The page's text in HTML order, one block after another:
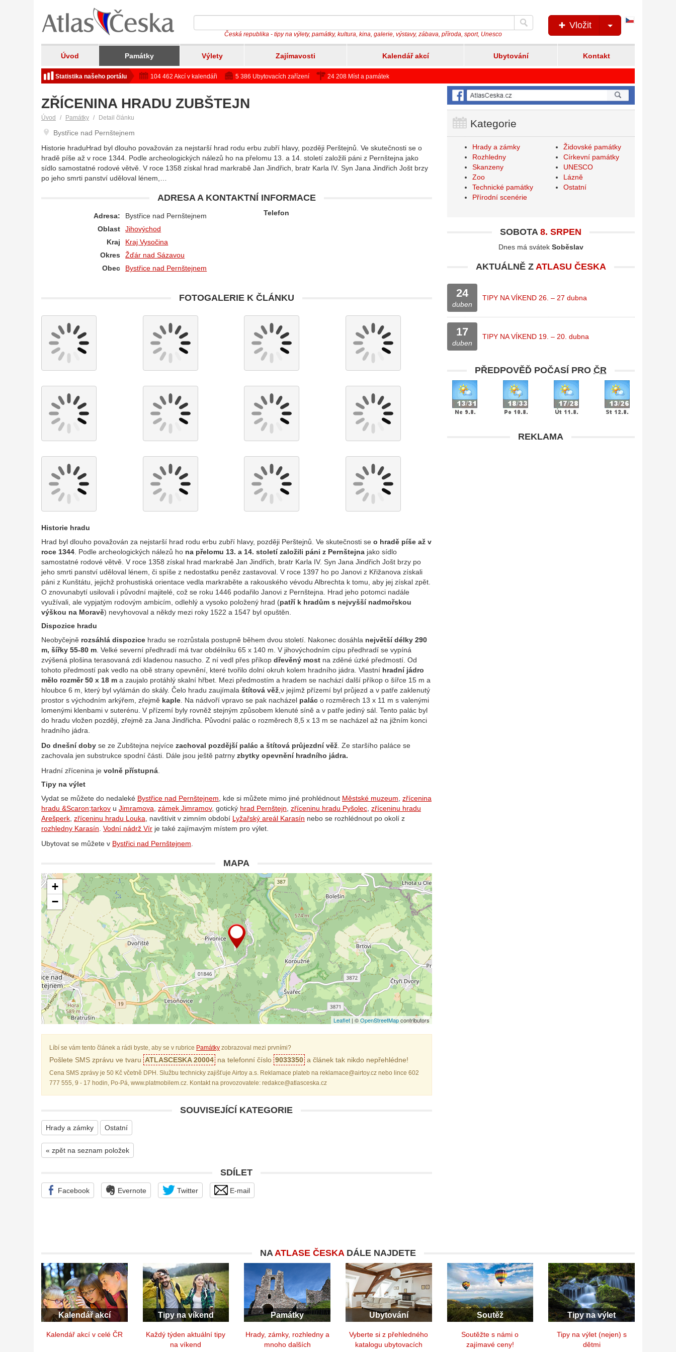
Česká republika - tipy na výlety, památky, kultura, kina, galerie, výstavy, zábava, příroda, sport, Unesco
Vložit
Úvod Památky Výlety Zajímavosti Kalendář akcí Ubytování Kontakt
Statistika našeho portálu 104 462 Akcí v kalendáři 5 386 Ubytovacích zařízení 24 208 Míst a památek
ZŘÍCENINA HRADU ZUBŠTEJN
Úvod Památky Detail článku
Bystřice nad Pernštejnem
Historie hraduHrad byl dlouho považován za nejstarší hrad rodu erbu zubří hlavy, později Perštejnů. Ve skutečnosti se o
hradě píše až v roce 1344. Podle archeologických nálezů ho na přelomu 13. a 14. století založili páni z Pernštejna jako
sídlo samostatné rodové větvě. V roce 1358 získal hrad markrabě Jan Jindřich, bratr Karla IV. Syn Jana Jindřich Jošt brzy
po jeho smrti panství uděloval lénem,…
ADRESA A KONTAKTNÍ INFORMACE
Adresa:
Bystřice nad Pernštejnem
Oblast
Jihovýchod
Kraj
Kraj Vysočina
Okres
Žďár nad Sázavou
Obec
Bystřice nad Pernštejnem
Telefon
FOTOGALERIE K ČLÁNKU
Historie hradu
Hrad byl dlouho považován za nejstarší hrad rodu erbu zubří hlavy, později Perštejnů. Ve skutečnosti se o hradě píše až v
roce 1344 . Podle archeologických nálezů ho na přelomu 13. a 14. století založili páni z Pernštejna jako sídlo
samostatné rodové větvě. V roce 1358 získal hrad markrabě Jan Jindřich, bratr Karla IV. Syn Jana Jindřich Jošt brzy po
jeho smrti panství uděloval lénem, či spíše z nedostatku peněz zastavoval. V roce 1397 ho po Janovi z Křižanova získali
páni z Kunštátu, jejichž prohustiská orientace vedla markraběte a rakouského vévodu Albrechta k tomu, aby jej získal zpět.
O znovunabytí usilovali i původní majitelé, což se roku 1446 podařilo Janovi z Pernštejna. Hrad jeho potomci nadále
využívali, ale vypjatým rodovým ambicím, odlehlý a vysoko položený hrad (patří k hradům s nejvyšší nadmořskou
výškou na Moravě) nevyhovoval a někdy mezi roky 1522 a 1547 byl opuštěn.
Dispozice hradu
Neobyčejně rozsáhlá dispozice hradu se rozrůstala postupně během dvou století. Nakonec dosáhla největší délky 290
m, šířky 55-80 m . Velké severní předhradí má tvar obdélníku 65 x 140 m. V jihovýchodním cípu předhradí se vypíná
zvýšená plošina terasovaná zdí kladenou nasucho. Z ní vedl přes příkop dřevěný most na zděné úzké předmostí. Od
tohoto předmostí pak vedlo na obě strany opevnění, které tvořilo dolní okruh kolem hradního jádra. Vlastní hradní jádro
mělo rozměr 50 x 18 m a zaujalo protáhlý skalní hřbet. Mezi předmostím a hradem se nachází další příkop o šířce 15 m a
hloubce 6 m, který byl vylámán do skály. Čelo hradu zaujímala štítová věž ,v jejímž přízemí byl průjezd a v patře zaklenutý
prostor s východním arkýřem, zřejmě kaple . Na nádvoří vpravo se pak nacházel palác o rozměrech 13 x 11 m s valenými
lomenými klenbami v suterénu. V přízemí byly rovněž stejným způsobem klenuté síně a v patře jediný sál. Tento palác byl
do hradu vložen později, zřejmě za Jana Jindřicha. Původní palác o rozměrech 8,5 x 13 m se nacházel až na jižním konci
hradního jádra.
Do dnešní doby se ze Zubštejna nejvíce zachoval pozdější palác a štítová průjezdní věž . Ze staršího paláce se
zachovala jen substrukce spodní části. Dále jsou ještě patrny zbytky opevnění hradního jádra.
Hradní zřícenina je volně přístupná
Tipy na výlet
Vydat se můžete do nedaleké Bystřice nad Pernštejnem , kde si můžete mimo jiné prohlédnout Městské muzeum zřícenina
hradu &Scaron;tarkov u Jimramova zámek Jimramov, gotický hrad Pernštejn zříceninu hradu Pyšolec zříceninu hradu
Arešperk zříceninu hradu Louka , navštívit v zimním období Lyžařský areál Karasín nebo se rozhlédnout po okolí z
rozhledny Karasín Vodní nádrž Vír je také zajímavým místem pro výlet.
Ubytovat se můžete v Bystřici nad Pernštejnem
MAPA
+
−
Leaflet| ©OpenStreetMapcontributors
Líbí se vám tento článek a rádi byste, aby se v rubrice Památky zobrazoval mezi prvními?
Pošlete SMS zprávu ve tvaru ATLASCESKA 20004 na telefonní číslo 9033350 a článek tak nikdo nepřehlédne!
Cena SMS zprávy je 50 Kč včetně DPH. Službu technicky zajišťuje Airtoy a.s. Reklamace plateb na reklamace@airtoy.cz nebo lince 602
777 555, 9 - 17 hodin, Po-Pá, www.platmobilem.cz. Kontakt na provozovatele: redakce@atlasceska.cz
SOUVISEJÍCÍ KATEGORIE
Hrady a zámky Ostatní
« zpět na seznam položek
SDÍLET
Facebook Evernote Twitter E-mail
Kategorie
Hrady a zámky
Rozhledny
Skanzeny
Zoo
Technické památky
Přírodní scenérie
Židovské památky
Církevní památky
UNESCO
Lázně
Ostatní
SOBOTA8. SRPEN
Dnes má svátek Soběslav
AKTUÁLNĚ Z ATLASU ČESKA
24
duben
TIPY NA VÍKEND 26. – 27 dubna
17
duben
TIPY NA VÍKEND 19. – 20. dubna
PŘEDPOVĚĎ POČASÍ PROČR
REKLAMA
NAATLASE ČESKADÁLE NAJDETE
Kalendář akcí
Kalendář akcí v celé ČR
Tipy na víkend
Každý týden aktuální tipy
na víkend
Památky
Hrady, zámky, rozhledny a
mnoho dalších
Ubytování
Vyberte si z přehledného
katalogu ubytovacích
Soutěž
Soutěžte s námi o
zajímavé ceny!
Tipy na výlet
Tipy na výlet (nejen) s
dětmi